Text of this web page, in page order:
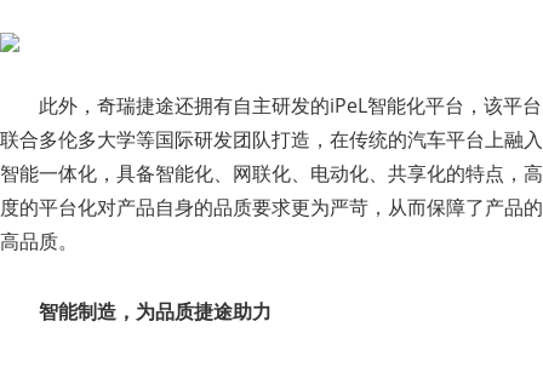
此外，奇瑞捷途还拥有自主研发的iPeL智能化平台，该平台
联合多伦多大学等国际研发团队打造，在传统的汽车平台上融入
智能一体化，具备智能化、网联化、电动化、共享化的特点，高
度的平台化对产品自身的品质要求更为严苛，从而保障了产品的
高品质。
智能制造，为品质捷途助力